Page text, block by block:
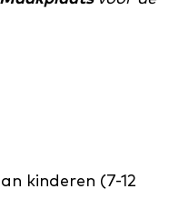
kinderen (7-12